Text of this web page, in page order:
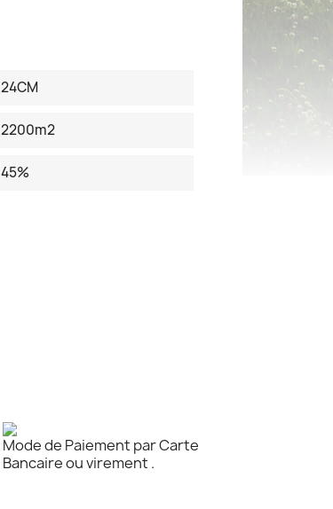
24CM
2200m2
45%
Mode de Paiement par Carte
Bancaire ou virement .